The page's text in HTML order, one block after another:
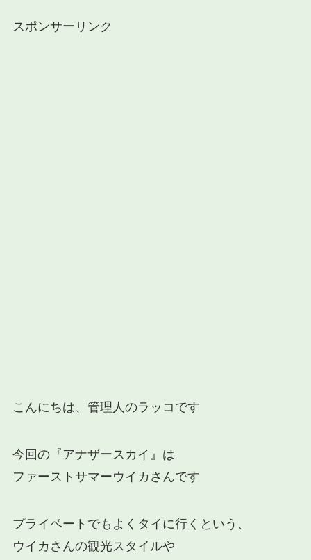
スポンサーリンク
こんにちは、管理人のラッコです
今回の『アナザースカイ』は
ファーストサマーウイカさんです
プライベートでもよくタイに行くという、
ウイカさんの観光スタイルや